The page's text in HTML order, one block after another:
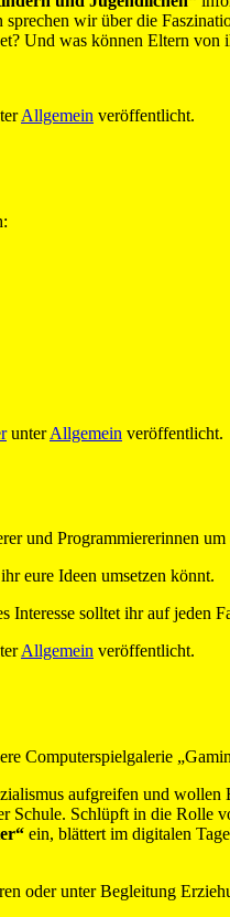
wir über die
Und was können Eltern von
Allgemein veröffentlicht.
unterAllgemein veröffentlicht.
und Programmiererinnen
eure Ideen umsetzen könnt.
Interesse solltet ihr auf
Allgemein veröffentlicht.
Computerspielgalerie
aufgreifen und
Schule. Schlüpft in die Rolle
ein, blättert im digitalen
oder unter Begleitung